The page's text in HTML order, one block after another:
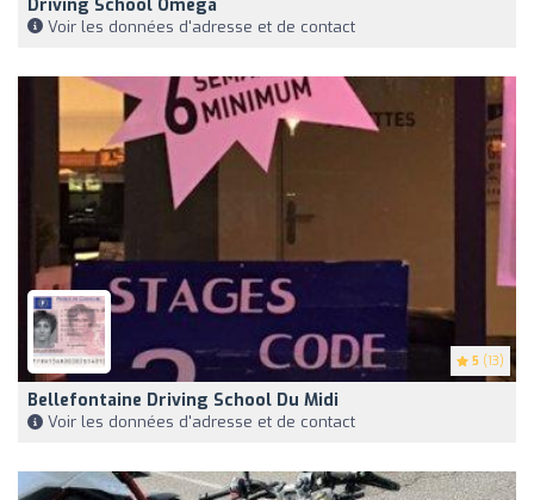
Driving School Oméga
Voir les données d'adresse et de contact
5 (13)
Bellefontaine Driving School Du Midi
Voir les données d'adresse et de contact